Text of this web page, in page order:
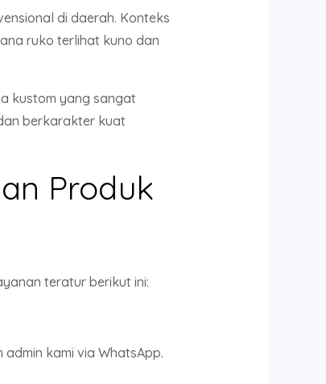
di daerah. Konteks
ruko terlihat kuno dan
kustom yang sangat
berkarakter kuat
Produk
teratur berikut ini:
kami via WhatsApp.